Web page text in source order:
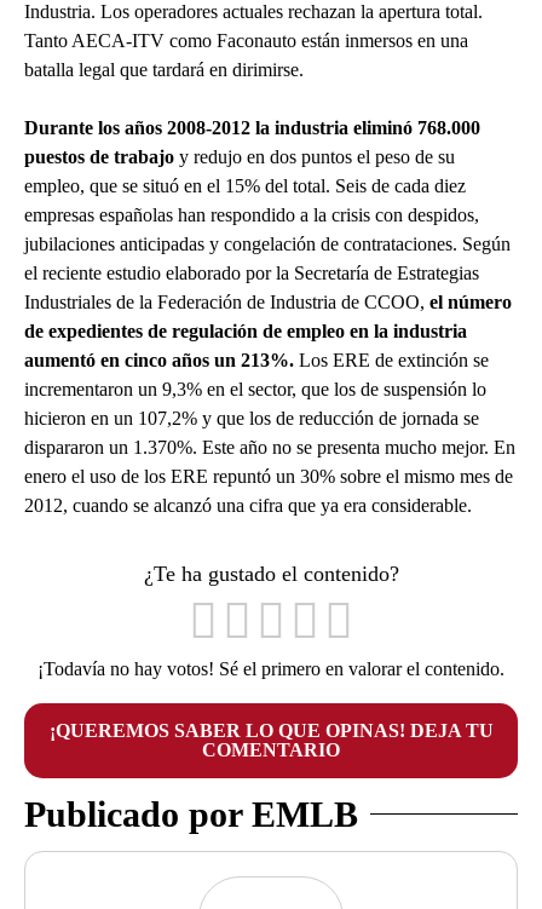
Industria. Los operadores actuales rechazan la apertura total.
Tanto AECA-ITV como Faconauto están inmersos en una
batalla legal que tardará en dirimirse.
Durante los años 2008-2012 la industria eliminó 768.000
puestos de trabajo y redujo en dos puntos el peso de su
empleo, que se situó en el 15% del total. Seis de cada diez
empresas españolas han respondido a la crisis con despidos,
jubilaciones anticipadas y congelación de contrataciones. Según
el reciente estudio elaborado por la Secretaría de Estrategias
Industriales de la Federación de Industria de CCOO, el número
de expedientes de regulación de empleo en la industria
aumentó en cinco años un 213%. Los ERE de extinción se
incrementaron un 9,3% en el sector, que los de suspensión lo
hicieron en un 107,2% y que los de reducción de jornada se
dispararon un 1.370%. Este año no se presenta mucho mejor. En
enero el uso de los ERE repuntó un 30% sobre el mismo mes de
2012, cuando se alcanzó una cifra que ya era considerable.
¿Te ha gustado el contenido?
¡Todavía no hay votos! Sé el primero en valorar el contenido.
¡QUEREMOS SABER LO QUE OPINAS! DEJA TU
COMENTARIO
Publicado por EMLB